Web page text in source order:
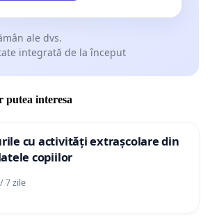
ale dvs.
integrată de la început
putea interesa
cu activități extrașcolare din
copiilor
7 zile